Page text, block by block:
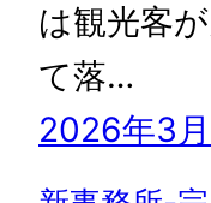
は観光客
て落…
2026年3